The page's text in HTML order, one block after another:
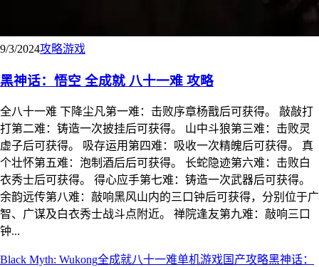
9/3/2024攻略游戏
黑神话：悟空 全成就 八十一难 攻略
全八十一难 下降尘凡第一难：击败序章杨戬后可获得。 敲敲打
打第二难：铸造一次披挂后可获得。 山中斗狼第三难：击败灵
虚子后可获得。 吸存运用第四难：吸收一次精魄后可获得。 真
个壮怀第五难：泡制酒后后可获得。 长蛇隐迹第六难：击败白
衣秀士后可获得。 得心应手第七难：铸造一次武器后可获得。
余韵远传第八难：敲响黑风山内的三口钟后可获得，分别位于广
智、广谋及白衣秀士战斗点附近。 禅院逢友第九难：敲响三口
钟...
Black Myth: Wukong全成就八十一难单机游戏国产攻略黑神话：